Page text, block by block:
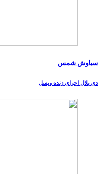
سیاوش شمس
دی بلال اجرای زنده ویسل